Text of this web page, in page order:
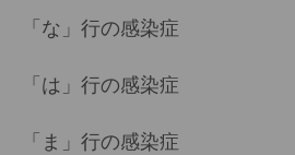
「な」行の感染症
「は」行の感染症
「ま」行の感染症